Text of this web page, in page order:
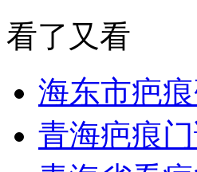
看了又看
海东市疤
青海疤痕